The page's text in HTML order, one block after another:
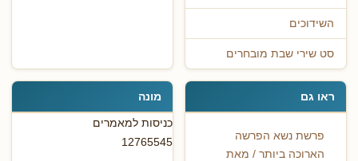
השידוכים
סט שירי שבת מובחרים
ראו גם
פרשת נשא הפרשה
הארוכה ביותר / מאת
מונה
כניסות למאמרים
12765545